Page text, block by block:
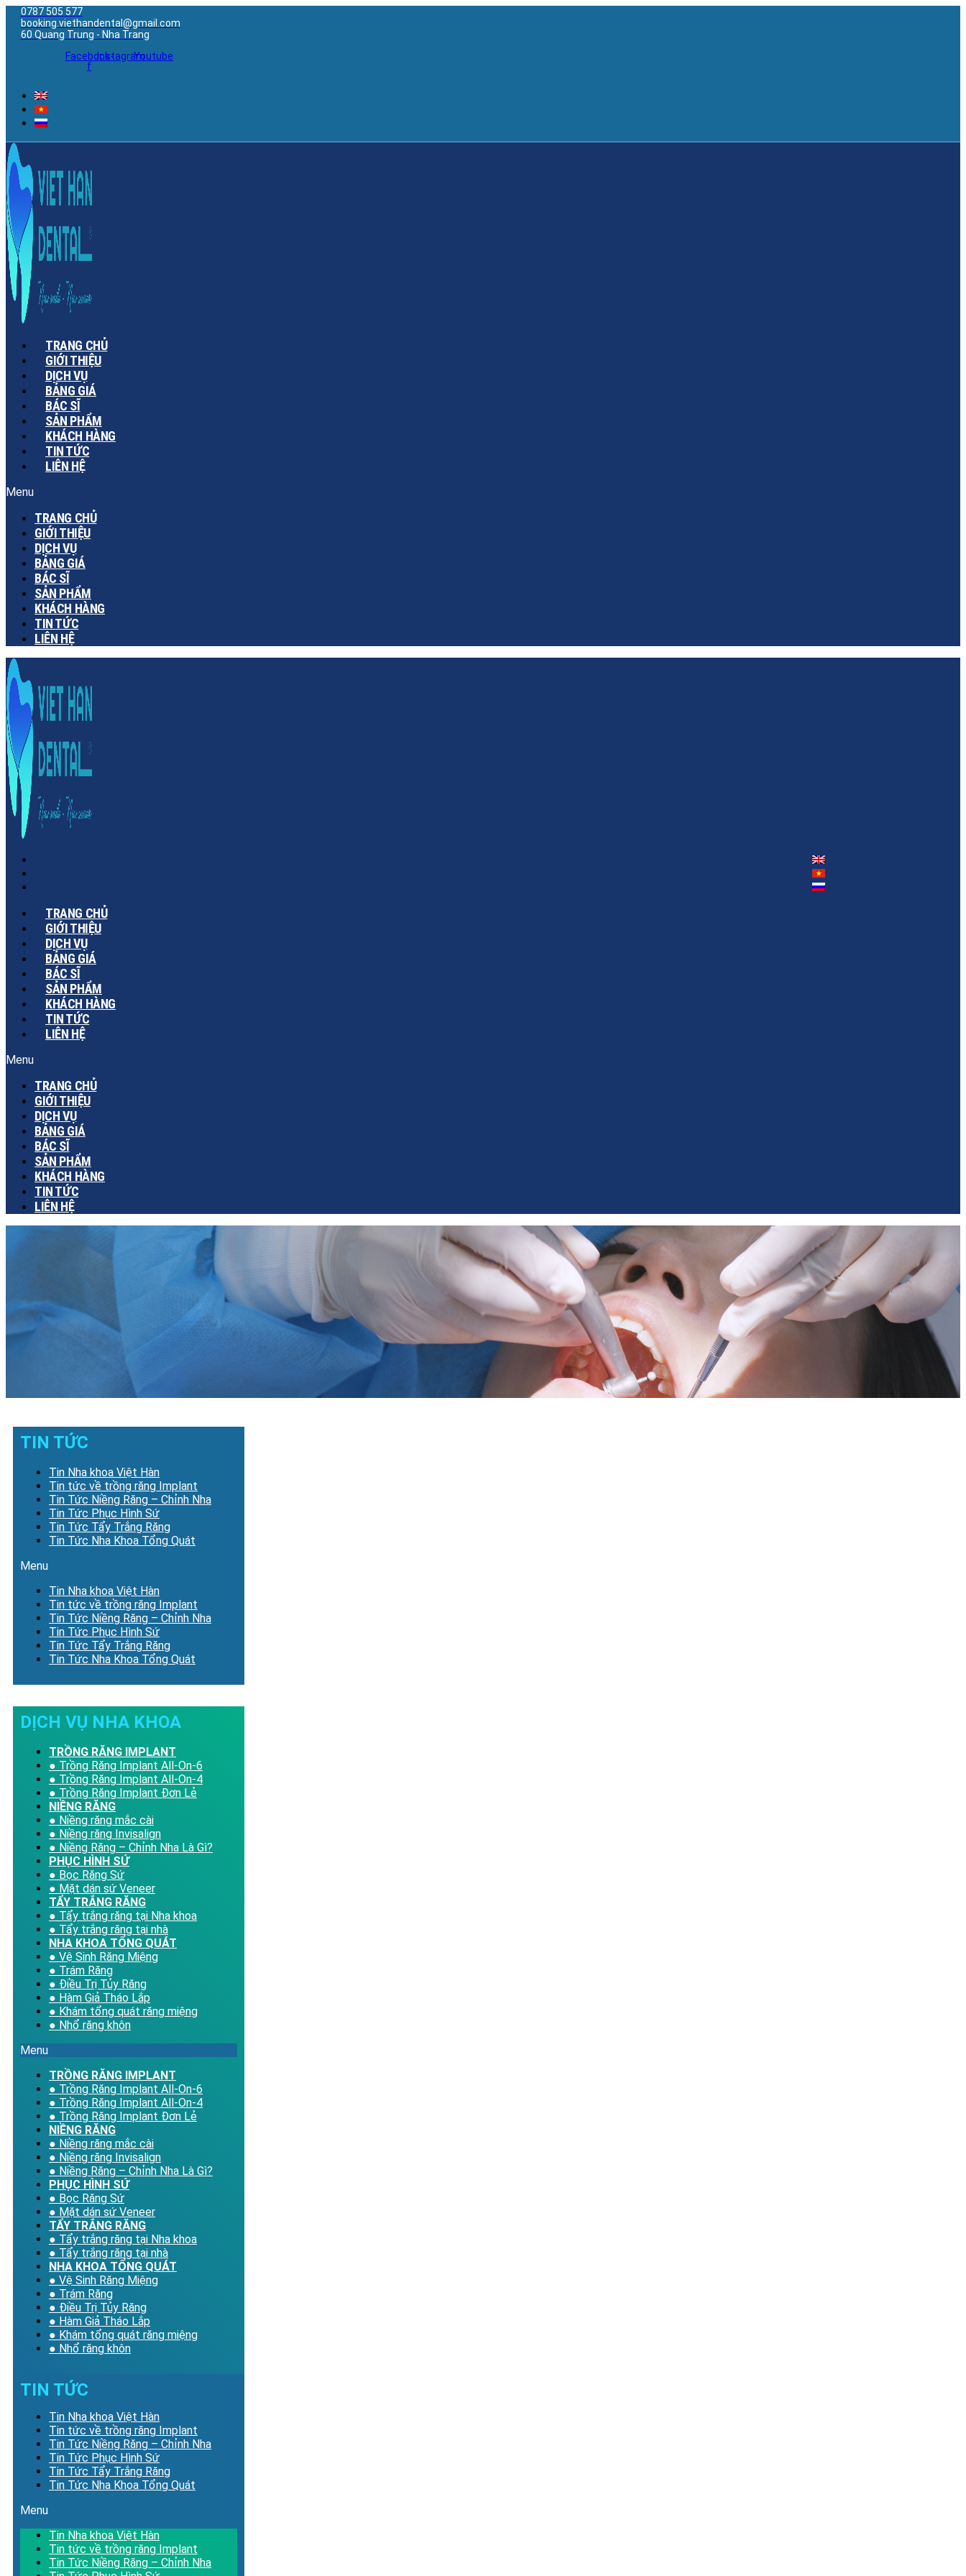
0787 505 577
booking.viethandental@gmail.com
60 Quang Trung - Nha Trang
Facebook-
f
InstagramYoutube
TRANG CHỦ
GIỚI THIỆU
DỊCH VỤ
BẢNG GIÁ
BÁC SĨ
SẢN PHẨM
KHÁCH HÀNG
TIN TỨC
LIÊN HỆ
Menu
TRANG CHỦ
GIỚI THIỆU
DỊCH VỤ
BẢNG GIÁ
BÁC SĨ
SẢN PHẨM
KHÁCH HÀNG
TIN TỨC
LIÊN HỆ
TRANG CHỦ
GIỚI THIỆU
DỊCH VỤ
BẢNG GIÁ
BÁC SĨ
SẢN PHẨM
KHÁCH HÀNG
TIN TỨC
LIÊN HỆ
Menu
TRANG CHỦ
GIỚI THIỆU
DỊCH VỤ
BẢNG GIÁ
BÁC SĨ
SẢN PHẨM
KHÁCH HÀNG
TIN TỨC
LIÊN HỆ
TIN TỨC
Tin Nha khoa Việt Hàn
Tin tức về trồng răng Implant
Tin Tức Niềng Răng – Chỉnh Nha
Tin Tức Phục Hình Sứ
Tin Tức Tẩy Trắng Răng
Tin Tức Nha Khoa Tổng Quát
Menu
Tin Nha khoa Việt Hàn
Tin tức về trồng răng Implant
Tin Tức Niềng Răng – Chỉnh Nha
Tin Tức Phục Hình Sứ
Tin Tức Tẩy Trắng Răng
Tin Tức Nha Khoa Tổng Quát
DỊCH VỤ NHA KHOA
TRỒNG RĂNG IMPLANT
● Trồng Răng Implant All-On-6
● Trồng Răng Implant All-On-4
● Trồng Răng Implant Đơn Lẻ
NIỀNG RĂNG
● Niềng răng mắc cài
● Niềng răng Invisalign
● Niềng Răng – Chỉnh Nha Là Gì?
PHỤC HÌNH SỨ
● Bọc Răng Sứ
● Mặt dán sứ Veneer
TẨY TRẮNG RĂNG
● Tẩy trắng răng tại Nha khoa
● Tẩy trắng răng tại nhà
NHA KHOA TỔNG QUÁT
● Vệ Sinh Răng Miệng
● Trám Răng
● Điều Trị Tủy Răng
● Hàm Giả Tháo Lắp
● Khám tổng quát răng miệng
● Nhổ răng khôn
Menu
TRỒNG RĂNG IMPLANT
● Trồng Răng Implant All-On-6
● Trồng Răng Implant All-On-4
● Trồng Răng Implant Đơn Lẻ
NIỀNG RĂNG
● Niềng răng mắc cài
● Niềng răng Invisalign
● Niềng Răng – Chỉnh Nha Là Gì?
PHỤC HÌNH SỨ
● Bọc Răng Sứ
● Mặt dán sứ Veneer
TẨY TRẮNG RĂNG
● Tẩy trắng răng tại Nha khoa
● Tẩy trắng răng tại nhà
NHA KHOA TỔNG QUÁT
● Vệ Sinh Răng Miệng
● Trám Răng
● Điều Trị Tủy Răng
● Hàm Giả Tháo Lắp
● Khám tổng quát răng miệng
● Nhổ răng khôn
TIN TỨC
Tin Nha khoa Việt Hàn
Tin tức về trồng răng Implant
Tin Tức Niềng Răng – Chỉnh Nha
Tin Tức Phục Hình Sứ
Tin Tức Tẩy Trắng Răng
Tin Tức Nha Khoa Tổng Quát
Menu
Tin Nha khoa Việt Hàn
Tin tức về trồng răng Implant
Tin Tức Niềng Răng – Chỉnh Nha